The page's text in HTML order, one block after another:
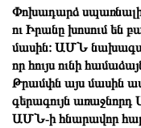
Փոխադարձ
ու Իրանը խոսում են
մասին։ ԱՄՆ
որ հույս ունի
Թրամփն այս մասին
գերագույն առաջնորդ
ԱՄՆ-ի հնարավոր